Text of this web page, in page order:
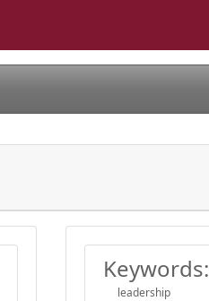
Keywords:
leadership